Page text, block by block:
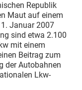
Republik
Maut auf einem
Januar 2007
sind etwa 2.100
mit einem
Beitrag zum
der Autobahnen
Lkw-